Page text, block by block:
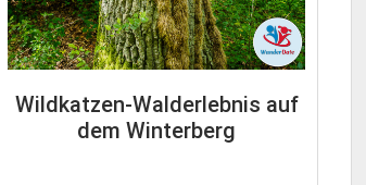
Wildkatzen-Walderlebnis auf
dem Winterberg